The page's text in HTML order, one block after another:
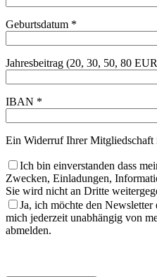
Geburtsdatum *
Jahresbeitrag (20, 30, 50, 80
IBAN *
Ein Widerruf Ihrer Mitgliedschaft
Ich bin einverstanden dass
Zwecken, Einladungen,
Sie wird nicht an Dritte
Ja, ich möchte den
mich jederzeit unabhängig von
abmelden.